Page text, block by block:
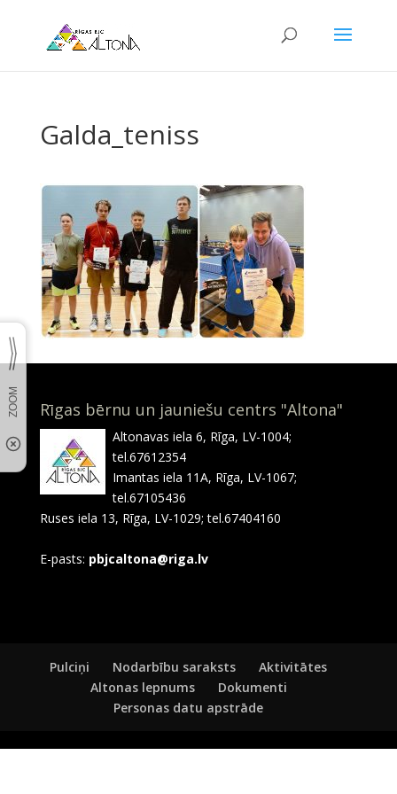
Galda_teniss
Rīgas bērnu un jauniešu centrs "Altona"
Altonavas iela 6, Rīga, LV-1004;
tel.67612354
Imantas iela 11A, Rīga, LV-1067;
tel.67105436
Ruses iela 13, Rīga, LV-1029; tel.67404160
E-pasts: pbjcaltona@riga.lv
Pulciņi Nodarbību saraksts
Aktivitātes
Altonas lepnums
Dokumenti
Personas datu apstrāde